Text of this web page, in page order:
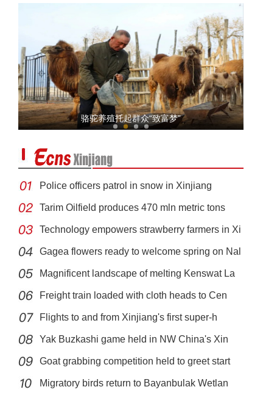
【非遗之美】新疆艺术家拓印最美的中国岩画
【非遗之美】这些艺术品都很甜
骆驼养殖托起群众“致富梦”
Police officers patrol in snow in Xinjiang
Tarim Oilfield produces 470 mln metric tons
Technology empowers strawberry farmers in Xi
Gagea flowers ready to welcome spring on Nal
Magnificent landscape of melting Kenswat La
Freight train loaded with cloth heads to Cen
Flights to and from Xinjiang's first super-h
Yak Buzkashi game held in NW China's Xin
Goat grabbing competition held to greet start
Migratory birds return to Bayanbulak Wetlan